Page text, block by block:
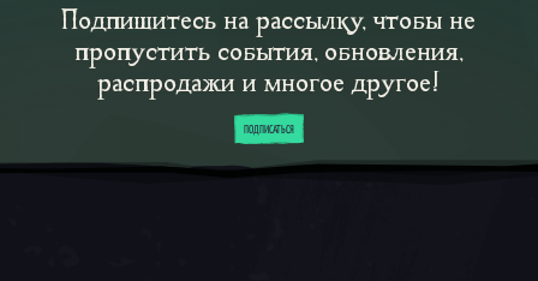
Подпишитесь на рассылку, чтобы не
пропустить события, обновления,
распродажи и многое другое!
ПОДПИСАТЬСЯ